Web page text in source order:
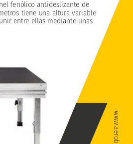
fenólico antideslizante de
tiene una altura variable
unir entre ellas mediante unas